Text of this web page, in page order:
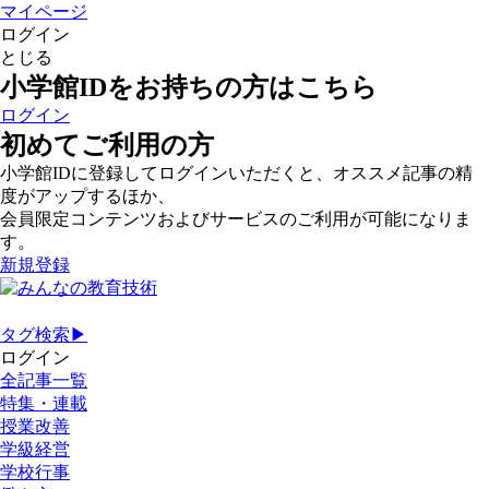
マイページ
ログイン
とじる
小学館IDをお持ちの方はこちら
ログイン
初めてご利用の方
小学館IDに登録してログインいただくと、オススメ記事の精
度がアップするほか、
会員限定コンテンツおよびサービスのご利用が可能になりま
す。
新規登録
タグ検索▶
ログイン
全記事一覧
特集・連載
授業改善
学級経営
学校行事